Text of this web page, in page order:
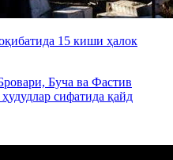
15 киши ҳалок
Буча ва Фастив
сифатида қайд